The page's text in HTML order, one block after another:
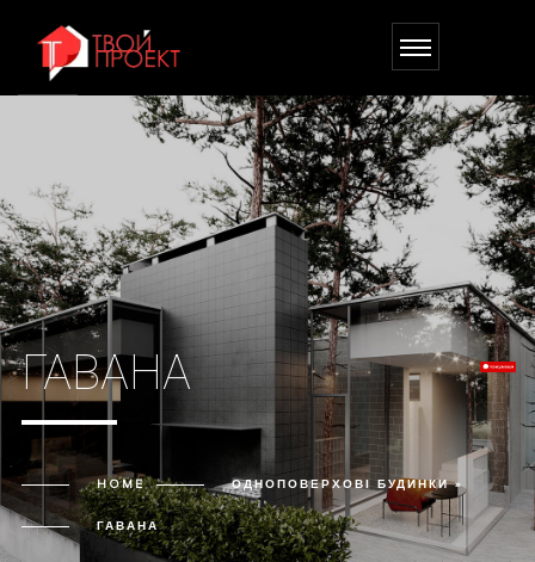
ГАВАНА
HOME ОДНОПОВЕРХОВІ БУДИНКИ »
ГАВАНА